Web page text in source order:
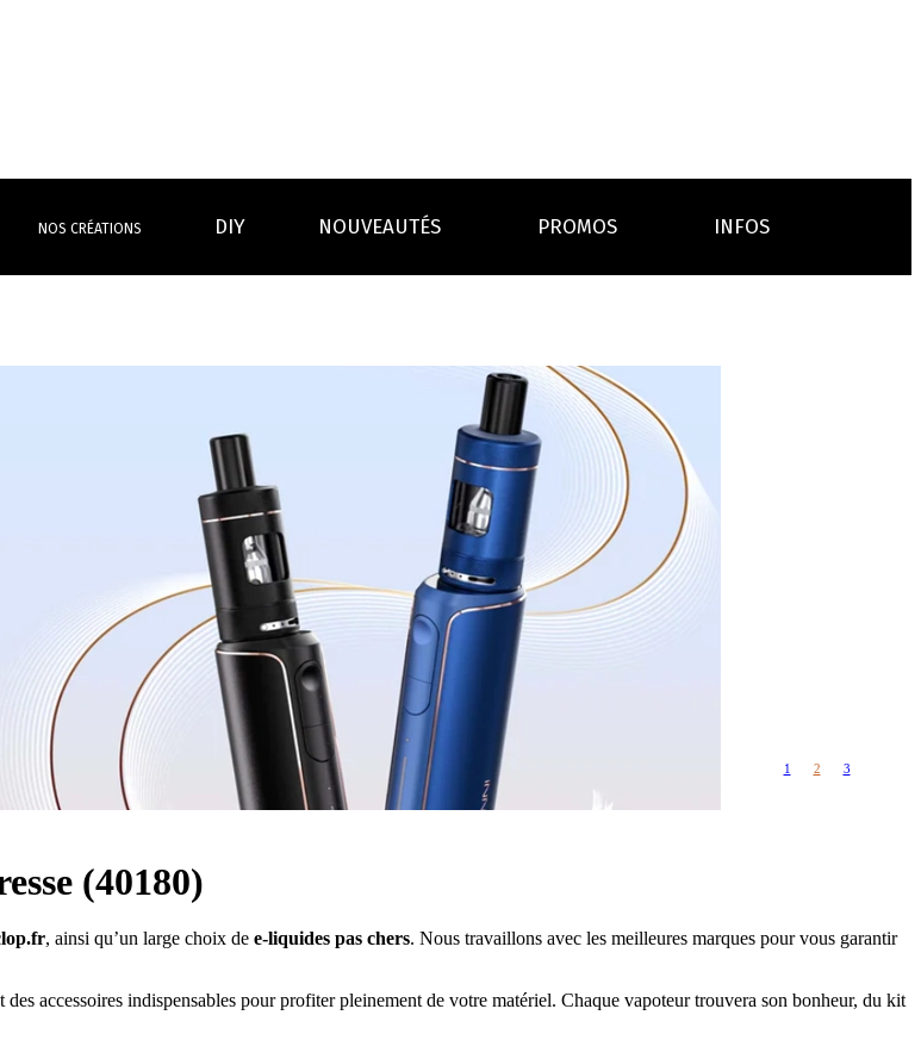
Boosters
MAXI FORMATS
100ml et +
GRANDS FORMATS
50ml
PETITS FORMATS
Les Accus
piles
pour boxs
Toutes les Résistances
coils, têtes d’atomiseurs,
Les cartouches
pour pods
RBA Reconstructible
Drip Tip
embouts, becs
Chargeurs
câbles, secteurs
Rangements
étuis, housses
rechange
NOS CRÉATIONS DIY NOUVEAUTÉS PROMOS INFOS
Un problème, une question ?
Quel kit de cigarette choisir ?
Quel E-liquide choisir ?
Quelle Accu choisir ?
Le végétol c'est quoi ?
Voir tout
Emission "C'est dans l'air"
Reportage Vox Pop ARTE
Interview France Bleu Genericlop
1 2 3
(40180)
, ainsi qu’un large choix de e-liquides pas chers. Nous travaillons avec les meilleures marques pour vous garantir
accessoires indispensables pour profiter pleinement de votre matériel. Chaque vapoteur trouvera son bonheur, du kit